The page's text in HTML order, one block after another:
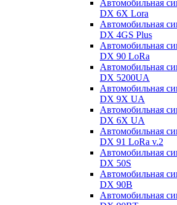
Автомобильная
DX 6X Lora
Автомобильная
DX 4GS Plus
Автомобильная
DX 90 LoRa
Автомобильная
DX 5200UA
Автомобильная
DX 9Х UA
Автомобильная
DX 6Х UA
Автомобильная
DX 91 LoRa v.2
Автомобильная
DX 50S
Автомобильная
DX 90B
Автомобильная